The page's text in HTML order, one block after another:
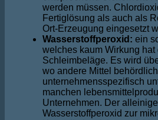
werden müssen.
Fertiglösung als auch als
Ort-Erzeugung eingesetzt
Wasserstoffperoxid: ein
welches kaum Wirkung hat
Schleimbeläge. Es wird
wo andere Mittel
unternehmensspezifisch
manchen
Unternehmen. Der
Wasserstoffperoxid zur